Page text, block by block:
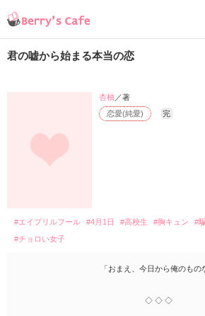
君の嘘から始まる本当の恋
恋愛(純愛) 完
杏柚 ／著
#エイプリルフール #4月1日 #高校生 #胸キュン #
#チョロい女子
「おまえ、今日から俺のもの
◇ ◇ ◇